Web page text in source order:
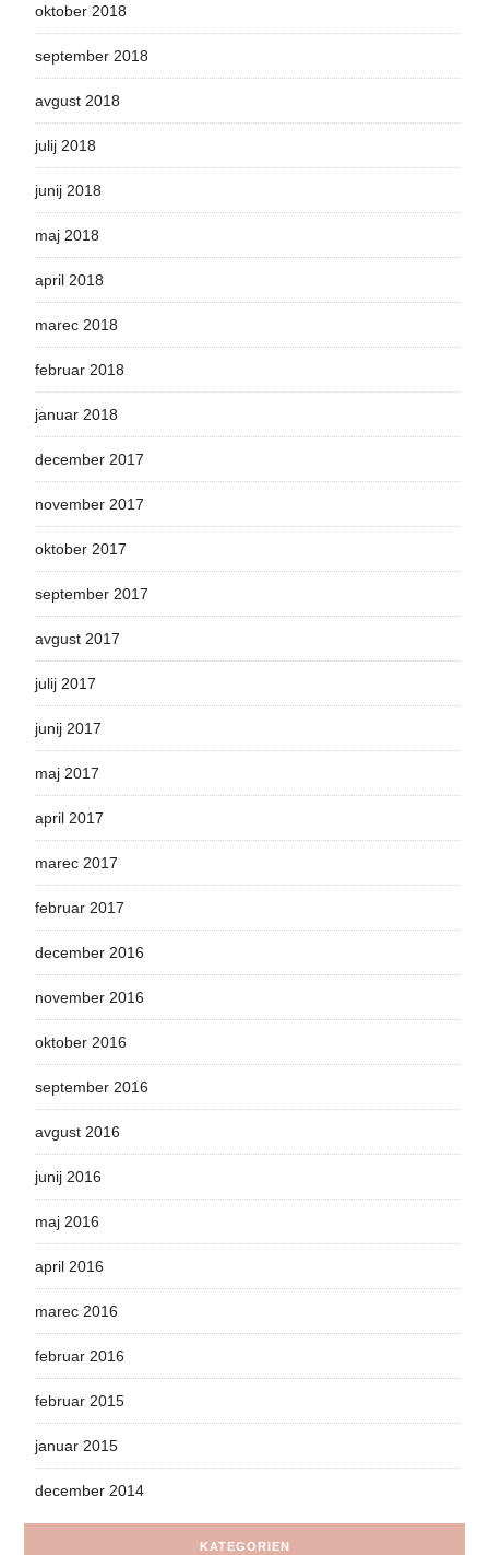
oktober 2018
september 2018
avgust 2018
julij 2018
junij 2018
maj 2018
april 2018
marec 2018
februar 2018
januar 2018
december 2017
november 2017
oktober 2017
september 2017
avgust 2017
julij 2017
junij 2017
maj 2017
april 2017
marec 2017
februar 2017
december 2016
november 2016
oktober 2016
september 2016
avgust 2016
junij 2016
maj 2016
april 2016
marec 2016
februar 2016
februar 2015
januar 2015
december 2014
KATEGORIEN